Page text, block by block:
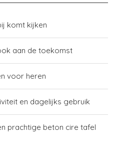
komt kijken
aan de toekomst
voor heren
en dagelijks gebruik
prachtige beton cire tafel